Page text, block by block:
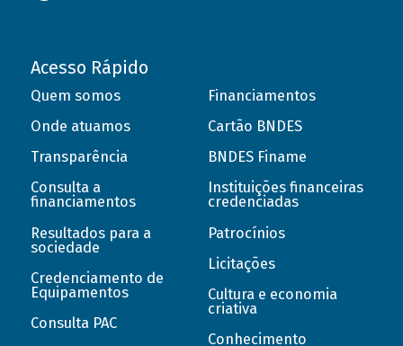
Acesso Rápido
Quem somos
Onde atuamos
Transparência
Consulta a
financiamentos
Resultados para a
sociedade
Credenciamento de
Equipamentos
Consulta PAC
Financiamentos
Cartão BNDES
BNDES Finame
Instituições financeiras
credenciadas
Patrocínios
Licitações
Cultura e economia
criativa
Conhecimento